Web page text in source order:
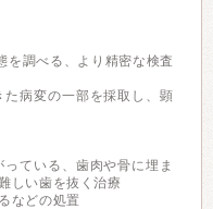
を調べる、より精密な検査
た病変の一部を採取し、顕
ている、歯肉や骨に埋ま
しい歯を抜く治療
などの処置